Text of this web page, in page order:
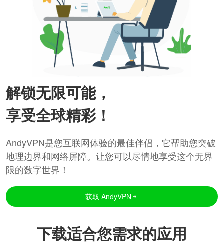
解锁无限可能，
享受全球精彩！
AndyVPN是您互联网体验的最佳伴侣，它帮助您突破
地理边界和网络屏障。让您可以尽情地享受这个无界
限的数字世界！
获取 AndyVPN
下载适合您需求的应用